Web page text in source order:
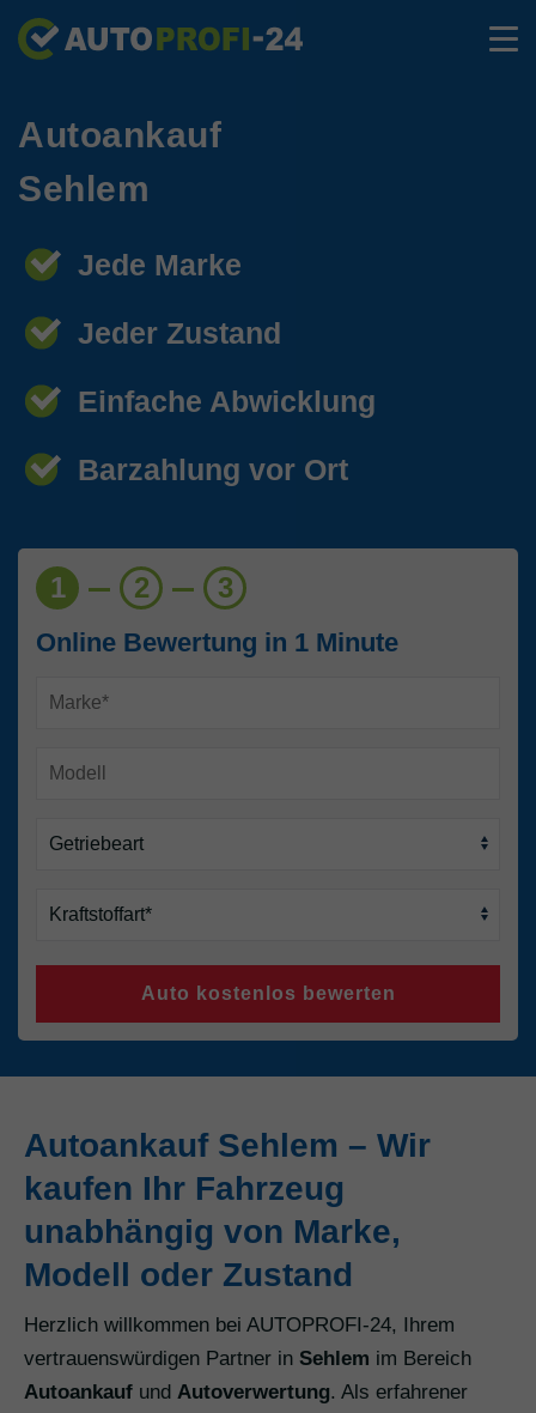
Autoankauf
Sehlem
Jede Marke
Jeder Zustand
Einfache Abwicklung
Barzahlung vor Ort
1 2 3
Online Bewertung in 1 Minute
Auto kostenlos bewerten
Autoankauf Sehlem – Wir
kaufen Ihr Fahrzeug
unabhängig von Marke,
Modell oder Zustand
Herzlich willkommen bei AUTOPROFI-24, Ihrem
vertrauenswürdigen Partner in Sehlem im Bereich
Autoankauf und Autoverwertung. Als erfahrener